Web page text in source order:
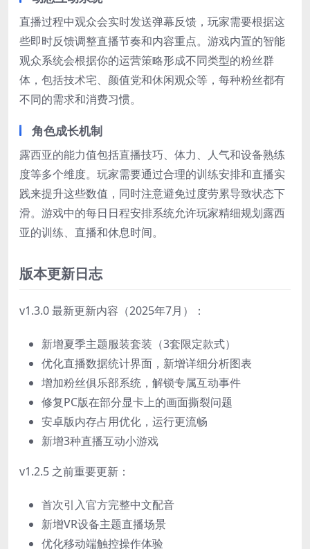
直播过程中观众会实时发送弹幕反馈，玩家需要根据这
些即时反馈调整直播节奏和内容重点。游戏内置的智能
观众系统会根据你的运营策略形成不同类型的粉丝群
体，包括技术宅、颜值党和休闲观众等，每种粉丝都有
不同的需求和消费习惯。
角色成长机制
露西亚的能力值包括直播技巧、体力、人气和设备熟练
度等多个维度。玩家需要通过合理的训练安排和直播实
践来提升这些数值，同时注意避免过度劳累导致状态下
滑。游戏中的每日日程安排系统允许玩家精细规划露西
亚的训练、直播和休息时间。
版本更新日志
v1.3.0 最新更新内容（2025年7月）：
新增夏季主题服装套装（3套限定款式）
优化直播数据统计界面，新增详细分析图表
增加粉丝俱乐部系统，解锁专属互动事件
修复PC版在部分显卡上的画面撕裂问题
安卓版内存占用优化，运行更流畅
新增3种直播互动小游戏
v1.2.5 之前重要更新：
首次引入官方完整中文配音
新增VR设备主题直播场景
优化移动端触控操作体验